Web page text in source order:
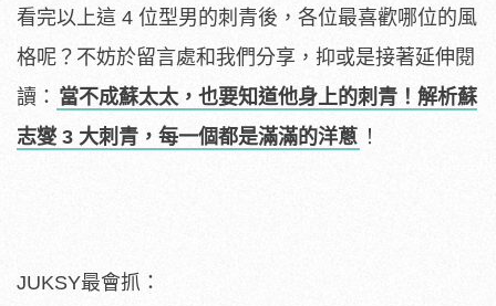
看完以上這 4 位型男的刺青後，各位最喜歡哪位的風
格呢？不妨於留言處和我們分享，抑或是接著延伸閱
讀： 當不成蘇太太，也要知道他身上的刺青！解析蘇
志燮 3 大刺青，每一個都是滿滿的洋蔥 ！
JUKSY最會抓：